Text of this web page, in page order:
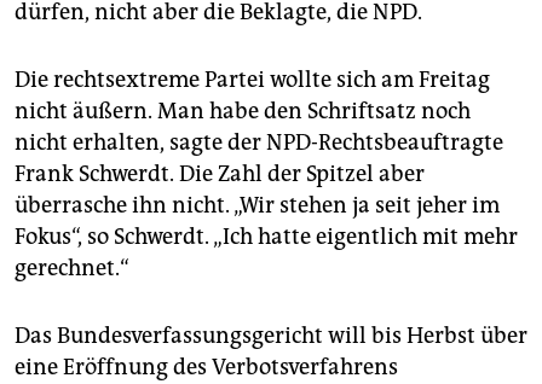
dürfen, nicht aber die Beklagte, die NPD.
Die rechtsextreme Partei wollte sich am Freitag
nicht äußern. Man habe den Schriftsatz noch
nicht erhalten, sagte der NPD-Rechtsbeauftragte
Frank Schwerdt. Die Zahl der Spitzel aber
überrasche ihn nicht. „Wir stehen ja seit jeher im
Fokus“, so Schwerdt. „Ich hatte eigentlich mit mehr
gerechnet.“
Das Bundesverfassungsgericht will bis Herbst über
eine Eröffnung des Verbotsverfahrens